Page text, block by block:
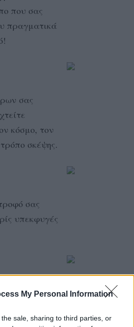
My Personal Information
sale, sharing to third parties, or
που σας
πραγματικά
σας
κόσμο, τον
σκέψης.
σας
υπεκφυγές
να κάνετε